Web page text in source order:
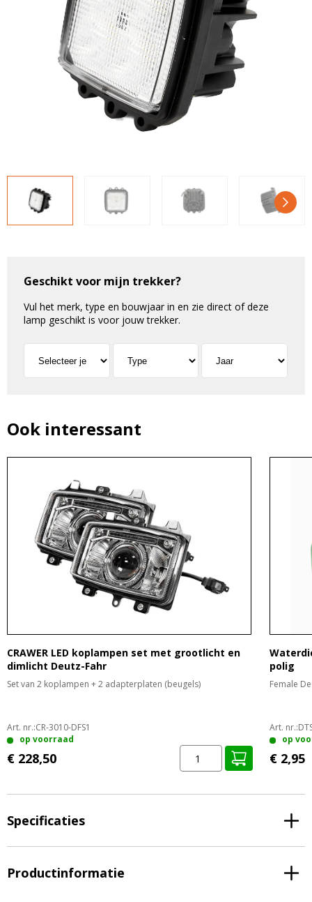
LED voordeelpakketten
Overige producten
Klantenservice
LED voordeelpakketten
Overige producten
Bekijk alles
Geschikt voor mijn trekker?
Vul het merk, type en bouwjaar in en zie direct of deze
lamp geschikt is voor jouw trekker.
Ook interessant
CRAWER LED koplampen set met grootlicht en
dimlicht Deutz-Fahr
Set van 2 koplampen + 2 adapterplaten (beugels)
Art. nr.:CR-3010-DFS1
op voorraad
€ 228,50
polig
Female
Art. nr.:
op
€ 2,95
Specificaties
Productinformatie